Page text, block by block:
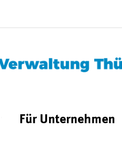
Für Unternehmen